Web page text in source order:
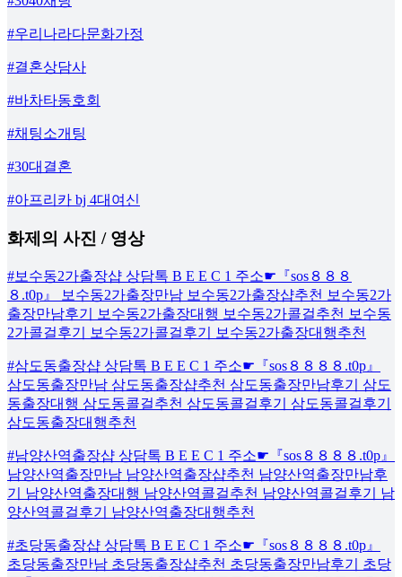
#우리나라다문화가정
#결혼상담사
#바차타동호회
#채팅소개팅
#30대결혼
#아프리카 bj 4대여신
화제의 사진 / 영상
#보수동2가출장샵 상담톡 B E E C 1 주소☛『sos８８８
８.t0p』 보수동2가출장만남 보수동2가출장샵추천 보수동2가
출장만남후기 보수동2가출장대행 보수동2가콜걸추천 보수동
2가콜걸후기 보수동2가콜걸후기 보수동2가출장대행추천
#삼도동출장샵 상담톡 B E E C 1 주소☛『sos８８８８.t0p』
삼도동출장만남 삼도동출장샵추천 삼도동출장만남후기 삼도
동출장대행 삼도동콜걸추천 삼도동콜걸후기 삼도동콜걸후기
삼도동출장대행추천
#남양산역출장샵 상담톡 B E E C 1 주소☛『sos８８８８.t0p』
남양산역출장만남 남양산역출장샵추천 남양산역출장만남후
기 남양산역출장대행 남양산역콜걸추천 남양산역콜걸후기 남
양산역콜걸후기 남양산역출장대행추천
#초당동출장샵 상담톡 B E E C 1 주소☛『sos８８８８.t0p』
초당동출장만남 초당동출장샵추천 초당동출장만남후기 초당